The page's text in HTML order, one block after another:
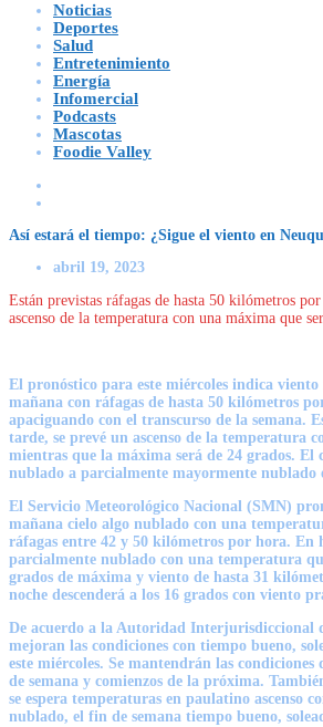
Noticias
Deportes
Salud
Entretenimiento
Energía
Infomercial
Podcasts
Mascotas
Foodie Valley
Así estará el tiempo: ¿Sigue el viento en
abril 19, 2023
Están previstas ráfagas de hasta 50 kilómetros
ascenso de la temperatura con una máxima que
El pronóstico para este miércoles indica
mañana con ráfagas de hasta 50 kilómetros
apaciguando con el transcurso de la semana.
tarde, se prevé un ascenso de la temperatura
mientras que la máxima será de 24 grados. El
nublado a parcialmente mayormente nublado
El Servicio Meteorológico Nacional (SMN)
mañana cielo algo nublado con una
ráfagas entre 42 y 50 kilómetros por hora. En
parcialmente nublado con una temperatura
grados de máxima y viento de hasta 31
noche descenderá a los 16 grados con viento
De acuerdo a la Autoridad Interjurisdiccional
mejoran las condiciones con tiempo bueno,
este miércoles. Se mantendrán las
de semana y comienzos de la próxima.
se espera temperaturas en paulatino ascenso
nublado, el fin de semana tiempo bueno,